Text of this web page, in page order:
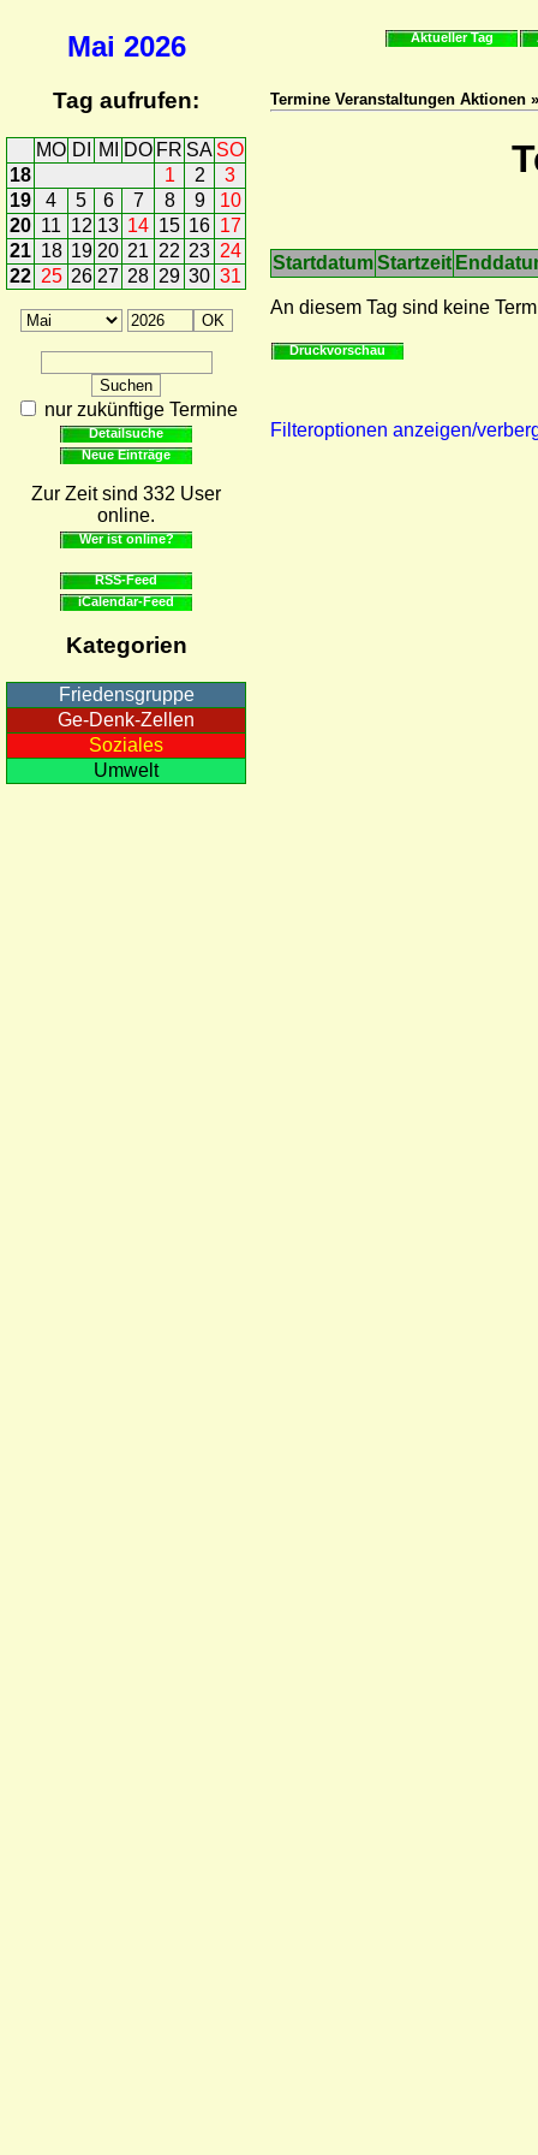
Mai 2026
Tag aufrufen:
MO DI MI DO FR SA SO
18
1 2
3
19
4 5 6 7 8 9
10
20 11 12 13 14 15 16 17
21 18 19 20 21 22 23 24
22 25 26 27 28 29 30 31
nur zukünftige Termine
Detailsuche
Neue Einträge
Zur Zeit sind 332 User
online.
Wer ist online?
RSS-Feed
iCalendar-Feed
Kategorien
Friedensgruppe
Ge-Denk-Zellen
Soziales
Umwelt
Aktueller Tag
Termine Veranstaltungen Aktionen
StartdatumStartzeit
An diesem Tag sind keine
Druckvorschau
Filteroptionen anzeigen/